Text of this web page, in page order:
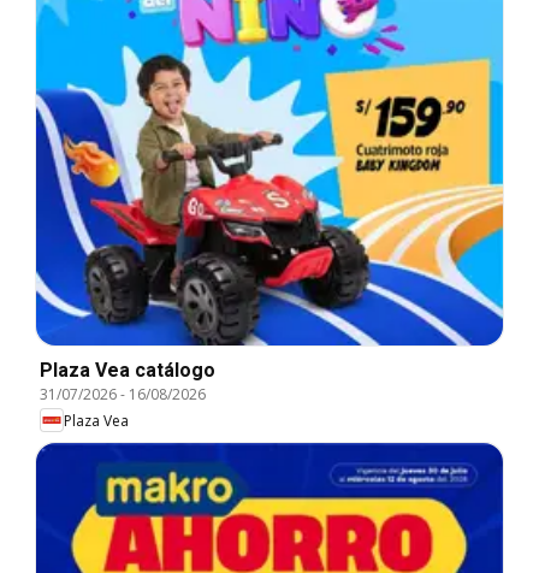
Plaza Vea catálogo
31/07/2026- 16/08/2026
Plaza Vea